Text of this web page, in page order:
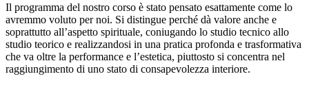
Il programma del nostro corso è stato pensato esattamente come lo
avremmo voluto per noi. Si distingue perché dà valore anche e
soprattutto all’aspetto spirituale, coniugando lo studio tecnico allo
studio teorico e realizzandosi in una pratica profonda e trasformativa
che va oltre la performance e l’estetica, piuttosto si concentra nel
raggiungimento di uno stato di consapevolezza interiore.